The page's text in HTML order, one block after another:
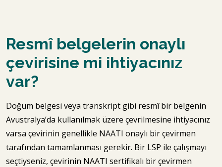
Resmî belgelerin onaylı
çevirisine mi ihtiyacınız
var?
Doğum belgesi veya transkript gibi resmî bir belgenin
Avustralya’da kullanılmak üzere çevrilmesine ihtiyacınız
varsa çevirinin genellikle NAATI onaylı bir çevirmen
tarafından tamamlanması gerekir. Bir LSP ile çalışmayı
seçtiyseniz, çevirinin NAATI sertifikalı bir çevirmen